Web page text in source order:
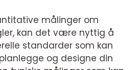
målinger om
kan det være nyttig å
standarder som kan
og designe din